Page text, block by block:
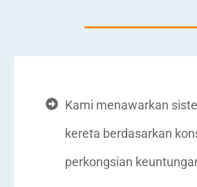
Kami menawarkan
kereta berdasarkan
perkongsian